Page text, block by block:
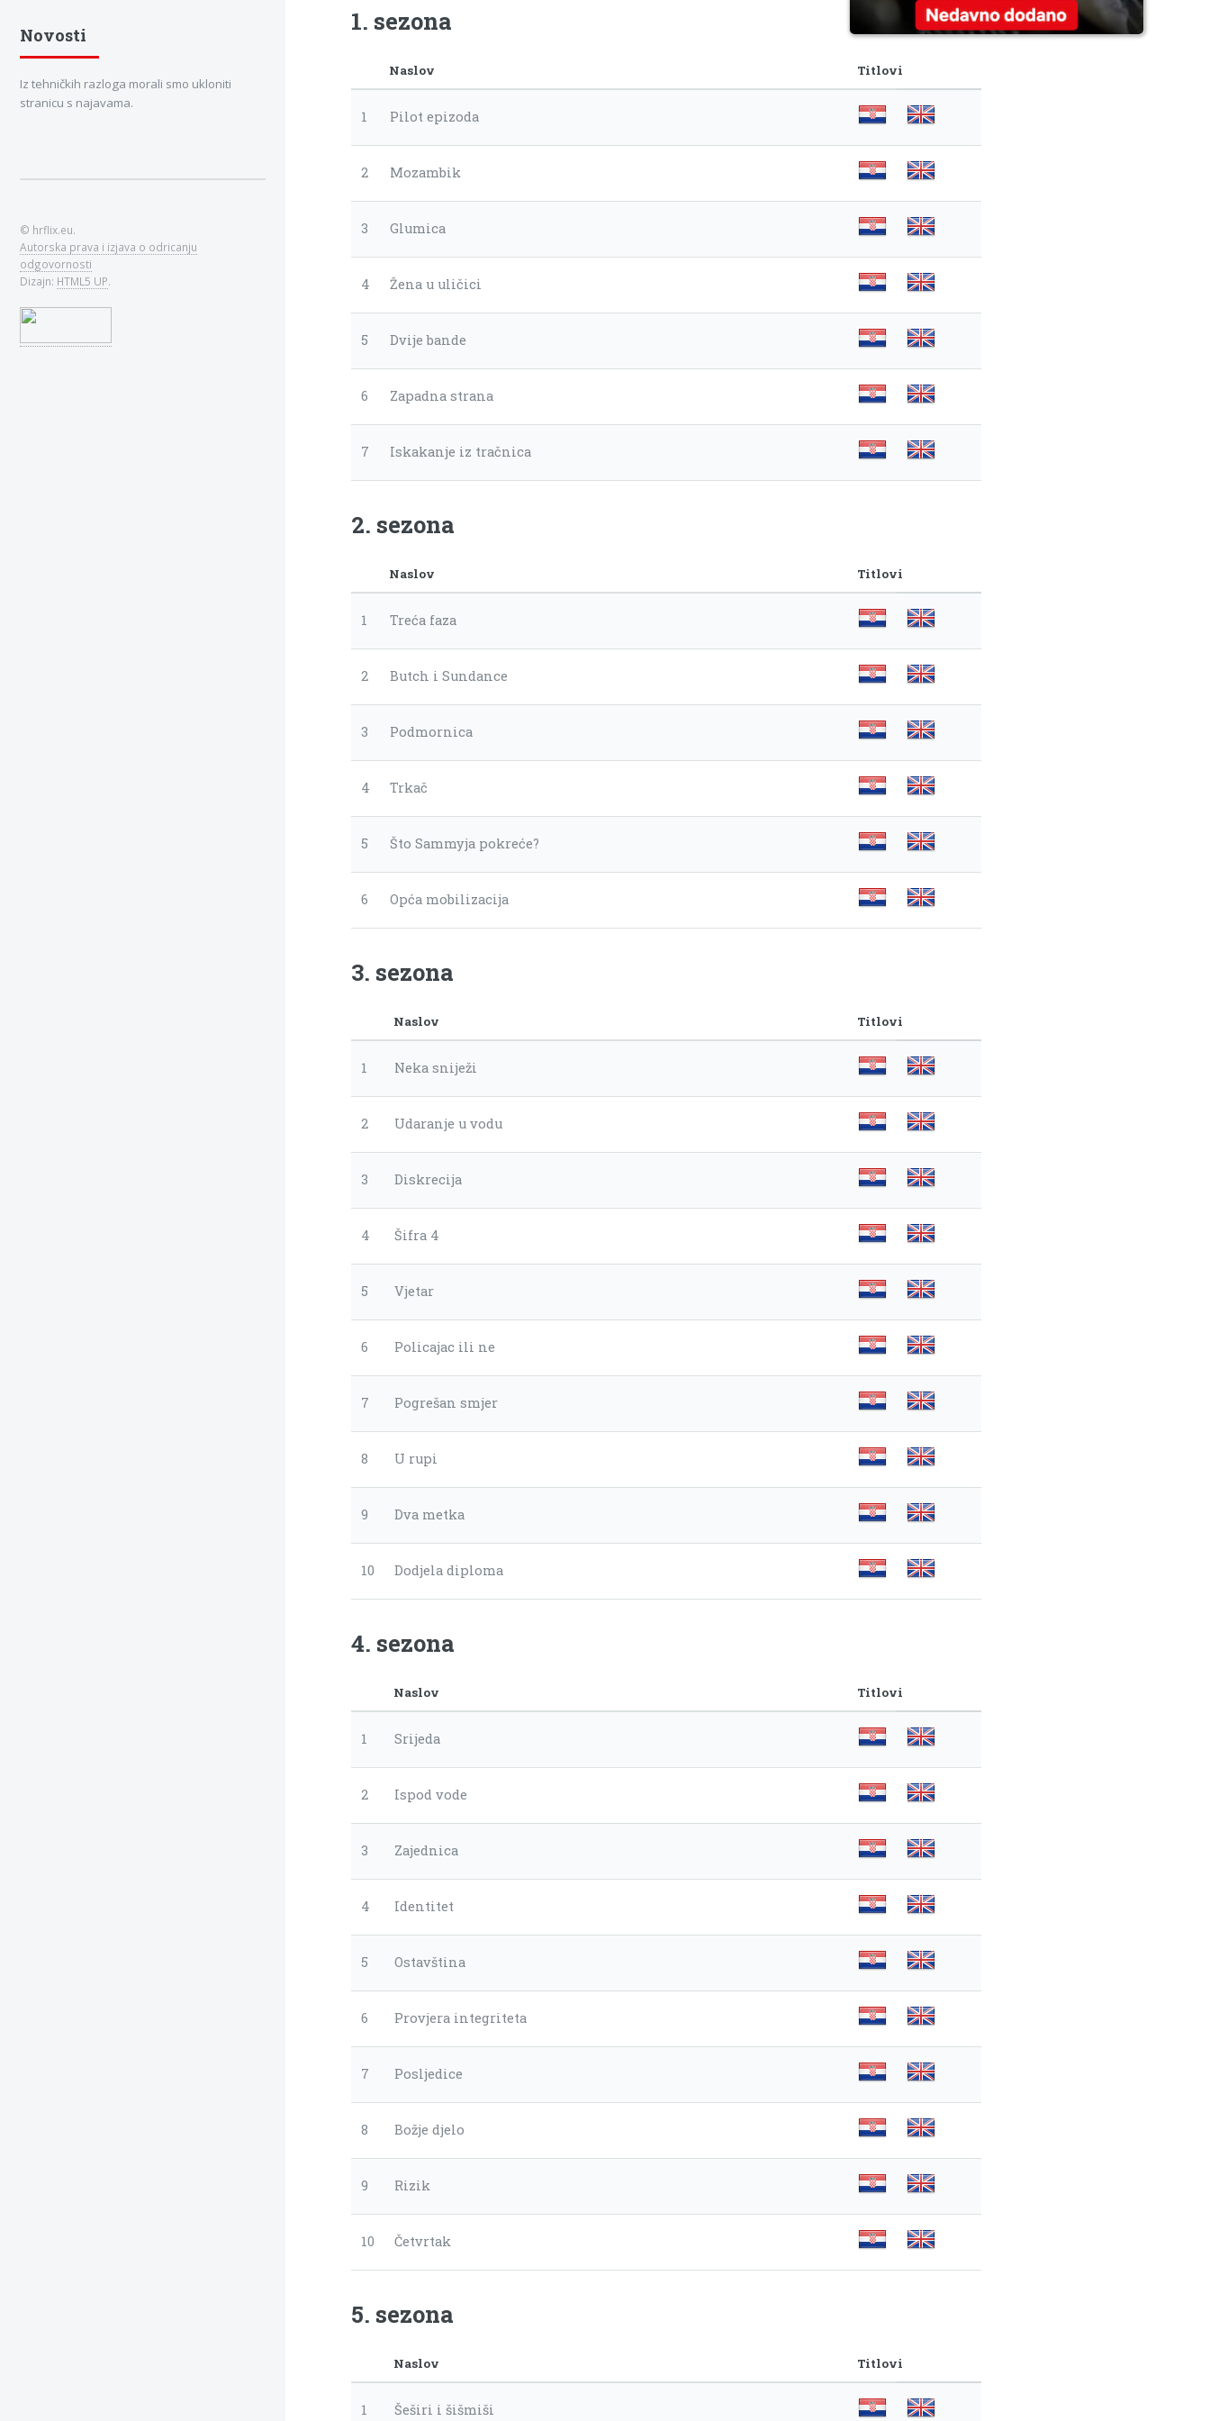
1. sezona
Naslov Titlovi
1 Pilot epizoda
2 Mozambik
3 Glumica
4 Žena u uličici
5 Dvije bande
6 Zapadna strana
7 Iskakanje iz tračnica
2. sezona
Naslov Titlovi
1 Treća faza
2 Butch i Sundance
3 Podmornica
4 Trkač
5 Što Sammyja pokreće?
6 Opća mobilizacija
3. sezona
Naslov Titlovi
1 Neka sniježi
2 Udaranje u vodu
3 Diskrecija
4 Šifra 4
5 Vjetar
6 Policajac ili ne
7 Pogrešan smjer
8 U rupi
9 Dva metka
10 Dodjela diploma
4. sezona
Naslov Titlovi
1 Srijeda
2 Ispod vode
3 Zajednica
4 Identitet
5 Ostavština
6 Provjera integriteta
7 Posljedice
8 Božje djelo
9 Rizik
10 Četvrtak
5. sezona
Naslov Titlovi
1 Šeširi i šišmiši
Novosti
Iz tehničkih razloga morali smo ukloniti
stranicu s najavama.
© hrflix.eu.
Autorska prava i izjava o odricanju
odgovornosti
Dizajn: HTML5 UP.